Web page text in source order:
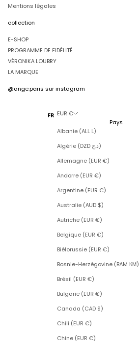
Mentions légales
collection
E-SHOP
PROGRAMME DE FIDÉLITÉ
VÉRONIKA LOUBRY
LA MARQUE
@ange.paris sur instagram
FR EUR €
Pays
Albanie (ALL L)
Algérie (DZD د.ج)
Allemagne (EUR €)
Andorre (EUR €)
Argentine (EUR €)
Australie (AUD $)
Autriche (EUR €)
Belgique (EUR €)
Biélorussie (EUR €)
Bosnie-Herzégovine (BAM КМ)
Brésil (EUR €)
Bulgarie (EUR €)
Canada (CAD $)
Chili (EUR €)
Chine (EUR €)